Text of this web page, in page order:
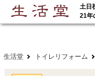
ご利用 288万･工事実績
土日
21年
生活堂 トイレリフォーム